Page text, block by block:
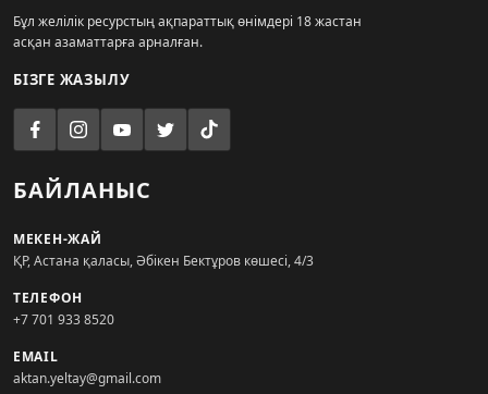
Бұл желілік ресурстың ақпараттық өнімдері 18 жастан
асқан азаматтарға арналған.
БІЗГЕ ЖАЗЫЛУ
БАЙЛАНЫС
МЕКЕН-ЖАЙ
ҚР, Астана қаласы, Әбікен Бектұров көшесі, 4/3
ТЕЛЕФОН
+7 701 933 8520
EMAIL
aktan.yeltay@gmail.com